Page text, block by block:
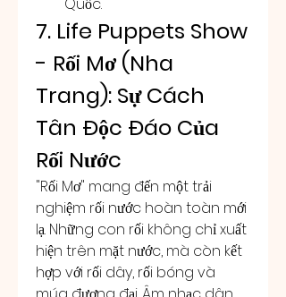
7. Life Puppets Show
- Rối Mơ (Nha
Trang): Sự Cách
Tân Độc Đáo Của
Rối Nước
"Rối Mơ" mang đến một trải
nghiệm rối nước hoàn toàn mới
lạ. Những con rối không chỉ xuất
hiện trên mặt nước, mà còn kết
hợp với rối dây, rối bóng và